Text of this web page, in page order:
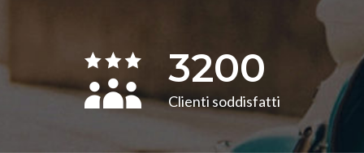
3200
Clienti soddisfatti